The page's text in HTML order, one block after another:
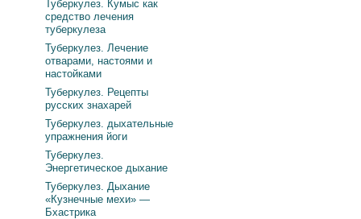
Туберкулез. Кумыс как
средство лечения
туберкулеза
Туберкулез. Лечение
отварами, настоями и
настойками
Туберкулез. Рецепты
русских знахарей
Туберкулез. дыхательные
упражнения йоги
Туберкулез.
Энергетическое дыхание
Туберкулез. Дыхание
«Кузнечные мехи» —
Бхастрика